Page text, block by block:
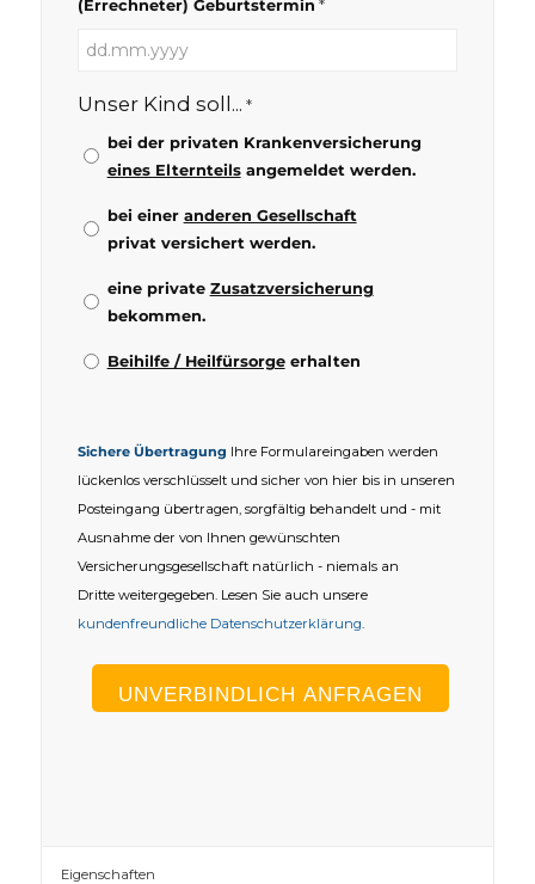
(Errechneter) Geburtstermin *
TT
MM
Punkt
JJJJ
Unser Kind soll... *
bei der privaten Krankenversicherung
eines Elternteilsangemeldet werden.
bei einer anderen Gesellschaft
privat versichert werden.
eine private Zusatzversicherung
bekommen.
Beihilfe / Heilfürsorgeerhalten
Sichere Übertragung Ihre Formulareingaben werden
lückenlos verschlüsselt und sicher von hier bis in unseren
Posteingang übertragen, sorgfältig behandelt und - mit
Ausnahme der von Ihnen gewünschten
Versicherungsgesellschaft natürlich - niemals an
Dritte weitergegeben. Lesen Sie auch unsere
kundenfreundliche Datenschutzerklärung
Eigenschaften